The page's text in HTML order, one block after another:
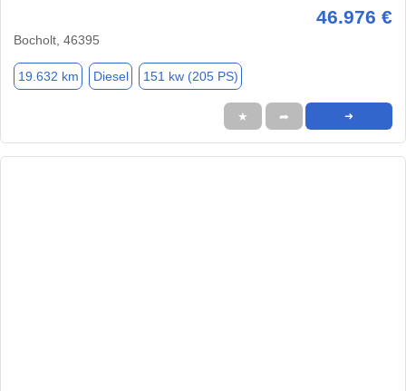
46.976 €
Bocholt, 46395
19.632 km Diesel 151 kw (205 PS)
★ ➦ ➜